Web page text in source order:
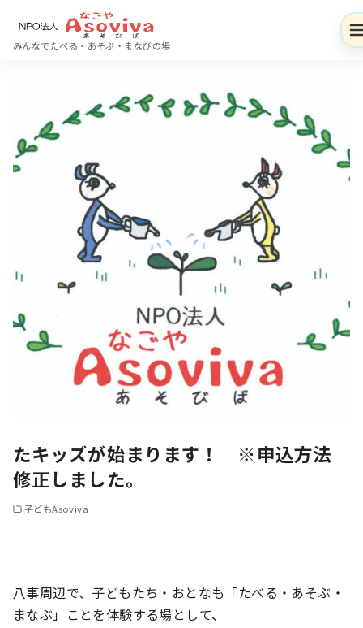
みんなでたべる・あそぶ・まなびの場
たキッズが始まります！ ※申込方法
修正しました。
子どもAsoviva
八事周辺で、子どもたち・おとなも「たべる・あそぶ・
まなぶ」ことを体験する場として、